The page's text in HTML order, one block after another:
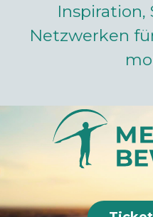
Netzwerken